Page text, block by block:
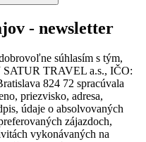
- newsletter
súhlasím s tým,
SATUR TRAVEL a.s., IČO:
824 72 spracúvala
priezvisko, adresa,
údaje o absolvovaných
zájazdoch,
vykonávaných na